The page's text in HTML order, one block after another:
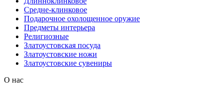
Средне-клинковое
Подарочное охолощенное оружие
Предметы интерьера
Религиозные
Златоустовская посуда
Златоустовские ножи
Златоустовские сувениры
О нас